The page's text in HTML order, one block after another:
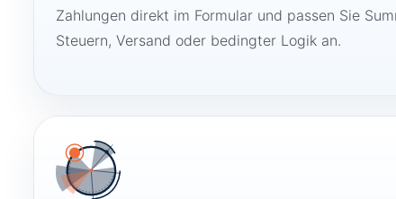
Zahlungen direkt im Formular und passen Sie
Steuern, Versand oder bedingter Logik an.